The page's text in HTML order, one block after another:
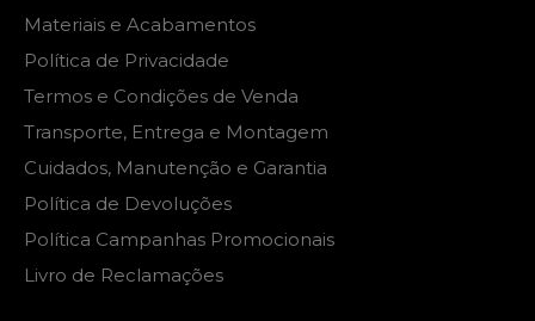
Materiais e Acabamentos
Política de Privacidade
Termos e Condições de Venda
Transporte, Entrega e Montagem
Cuidados, Manutenção e Garantia
Política de Devoluções
Política Campanhas Promocionais
Livro de Reclamações